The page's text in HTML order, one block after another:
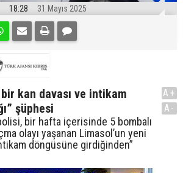
18:28 31 Mayıs 2025
kan davası ve intikam
şüphesi
bir hafta içerisinde 5 bombalı
olayı yaşanan Limasol’un yeni
döngüsüne girdiğinden”
A+
A-